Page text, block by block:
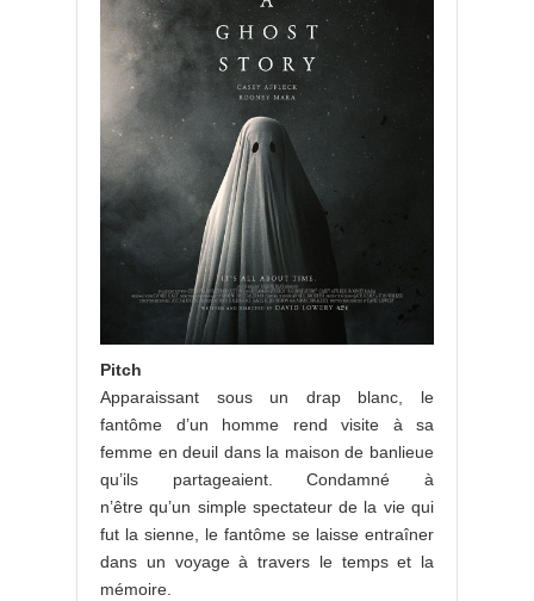
Pitch
Apparaissant sous un drap blanc, le
fantôme d’un homme rend visite à sa
femme en deuil dans la maison de banlieue
qu’ils partageaient. Condamné à
n’être qu’un simple spectateur de la vie qui
fut la sienne, le fantôme se laisse entraîner
dans un voyage à travers le temps et la
mémoire.